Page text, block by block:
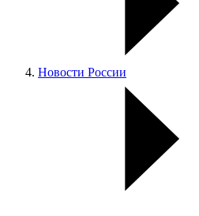
Новости России